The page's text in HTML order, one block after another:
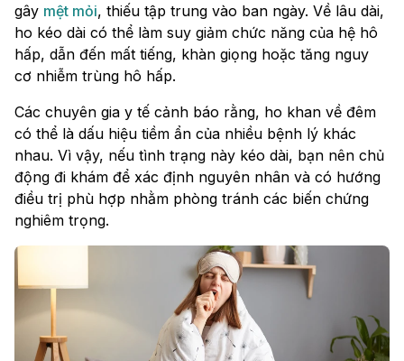
gây mệt mỏi, thiếu tập trung vào ban ngày. Về lâu dài,
ho kéo dài có thể làm suy giảm chức năng của hệ hô
hấp, dẫn đến mất tiếng, khàn giọng hoặc tăng nguy
cơ nhiễm trùng hô hấp.
Các chuyên gia y tế cảnh báo rằng, ho khan về đêm
có thể là dấu hiệu tiềm ẩn của nhiều bệnh lý khác
nhau. Vì vậy, nếu tình trạng này kéo dài, bạn nên chủ
động đi khám để xác định nguyên nhân và có hướng
điều trị phù hợp nhằm phòng tránh các biến chứng
nghiêm trọng.